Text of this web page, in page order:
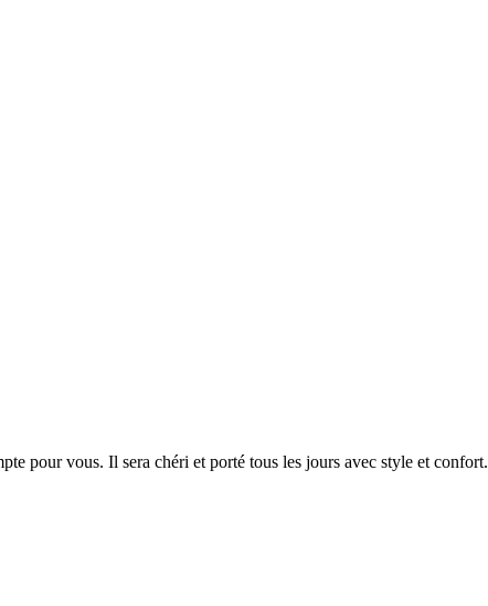
pour vous. Il sera chéri et porté tous les jours avec style et confort.